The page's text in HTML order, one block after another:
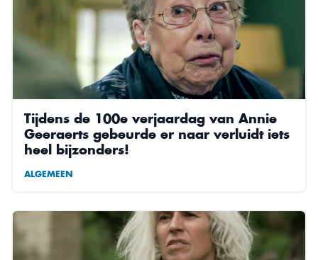
Tijdens de 100e verjaardag van Annie
Geeraerts gebeurde er naar verluidt iets
heel bijzonders!
ALGEMEEN